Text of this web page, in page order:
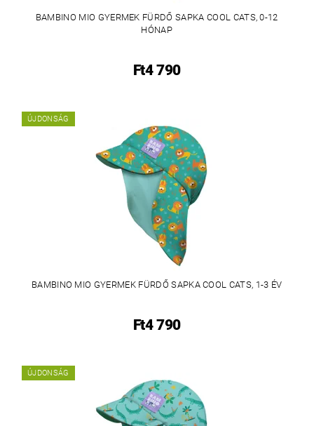
BAMBINO MIO GYERMEK FÜRDŐ SAPKA COOL CATS, 0-12
HÓNAP
Ft4 790
ÚJDONSÁG
BAMBINO MIO GYERMEK FÜRDŐ SAPKA COOL CATS, 1-3 ÉV
Ft4 790
ÚJDONSÁG